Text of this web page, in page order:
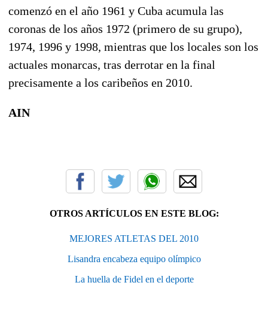
comenzó en el año 1961 y Cuba acumula las
coronas de los años 1972 (primero de su grupo),
1974, 1996 y 1998, mientras que los locales son los
actuales monarcas, tras derrotar en la final
precisamente a los caribeños en 2010.
AIN
OTROS ARTÍCULOS EN ESTE BLOG:
MEJORES ATLETAS DEL 2010
Lisandra encabeza equipo olímpico
La huella de Fidel en el deporte